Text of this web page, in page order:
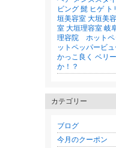
ビング 髭 ヒゲ
垣美容室 大垣美
室 大垣理容室 岐
理容院 ホットペ
ットペッパービ
かっこ良く ベリ
か！？
カテゴリー
ブログ
今月のクーポン